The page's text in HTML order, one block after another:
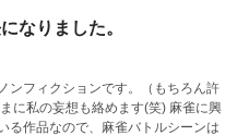
なりました。
ンフィクションです。（もちろん許
の妄想も絡めます(笑) 麻雀に興
る作品なので、麻雀バトルシーンは